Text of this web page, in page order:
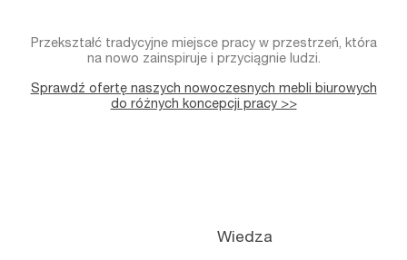
Przekształć tradycyjne miejsce pracy w przestrzeń, która
na nowo zainspiruje i przyciągnie ludzi.
Sprawdź ofertę naszych nowoczesnych mebli biurowych
do różnych koncepcji pracy >>
Wiedza